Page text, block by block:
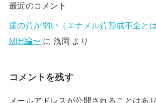
最近のコメント
歯の質が弱い（エナメル質形成不全と
MIH編〜 に浅岡 より
コメントを残す
メールアドレスが公開されることはあ